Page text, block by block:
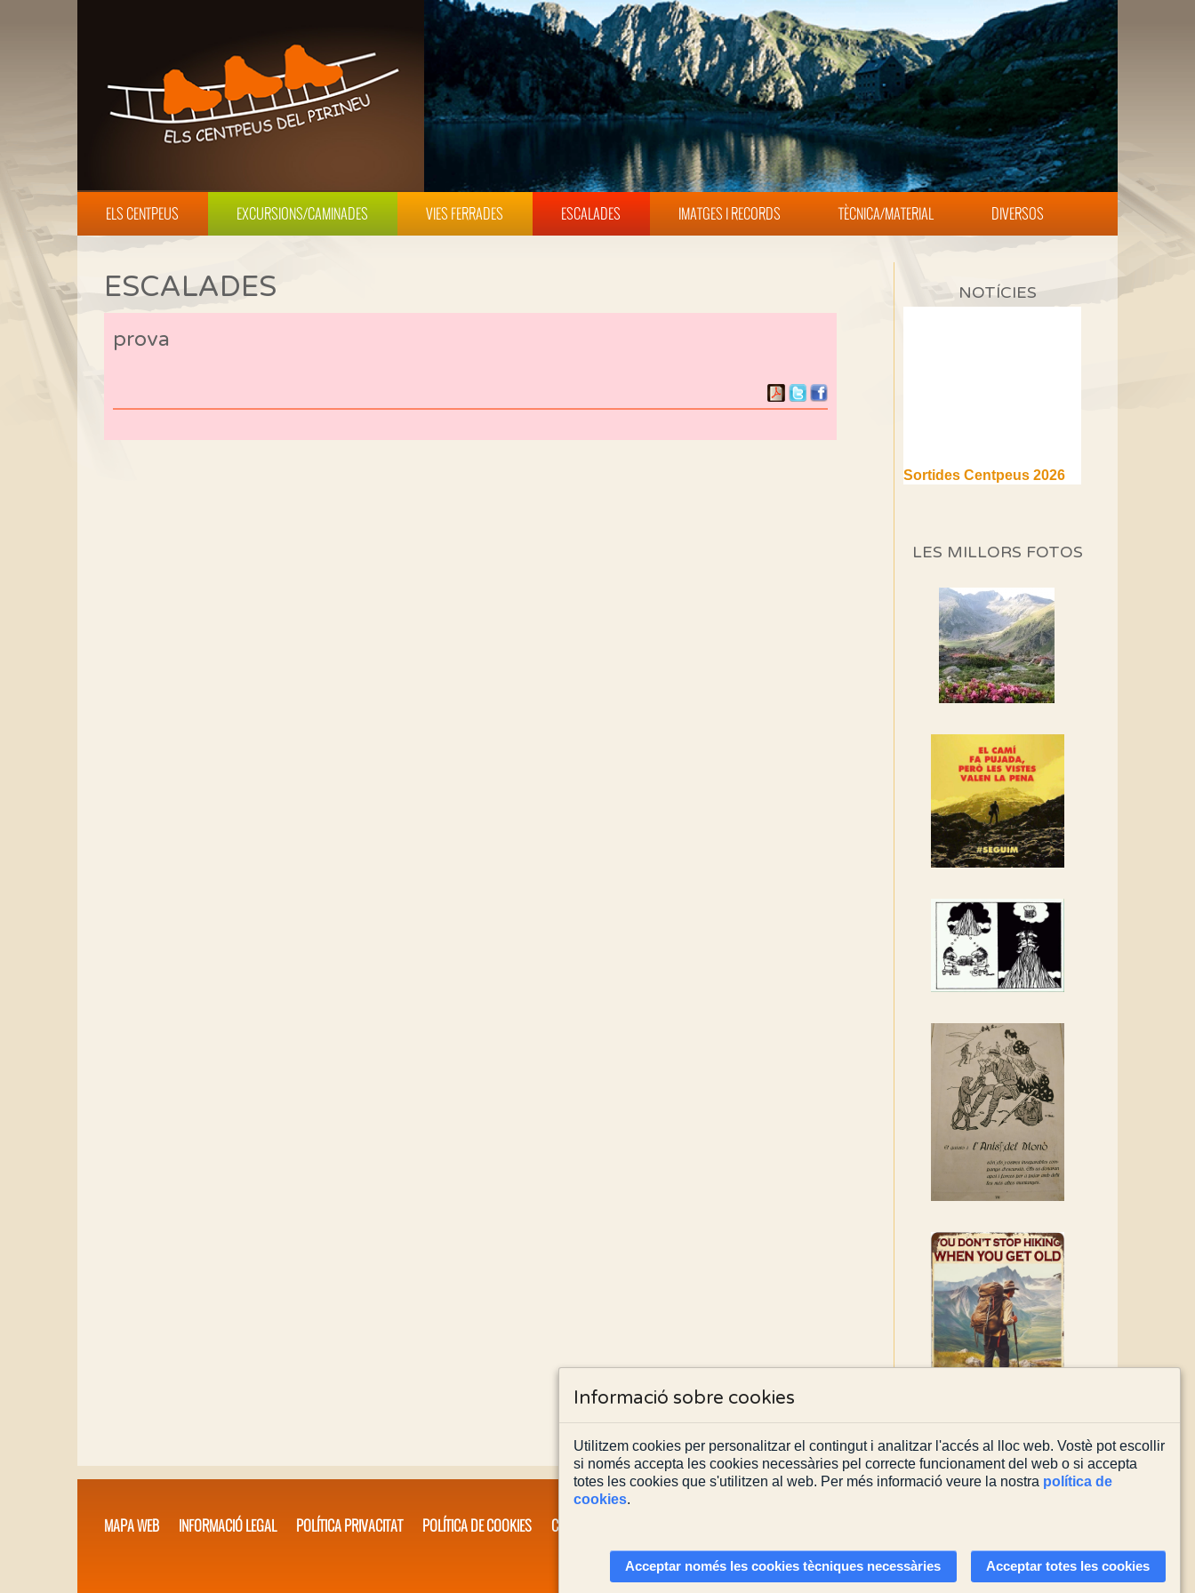
ELS CENTPEUS EXCURSIONS/CAMINADES VIES FERRADES ESCALADES IMATGES I RECORDS TÈCNICA/MATERIAL DIVERSOS
ESCALADES
prova
NOTÍCIES
(1a part)
Si no podem caminar,
alguna cosa hem de fer...
Els Centpeus signen el
Manifest a favor dels
Camins Vells
associació adhereix-te al
manifest!
Rebem un diploma dels
Amics de Sant Aniol
d'Aguja
Els Centpeus estem
recuperació del refugi i de
l'entorn de Sant Aniol
LES MILLORS FOTOS
MAPA WEB INFORMACIÓ LEGAL POLÍTICA PRIVACITAT POLÍTICA DE COOKIES CONTACTA'NS
Actualitzada el08/08/2026
Informació sobre cookies
Utilitzem cookies per personalitzar el contingut i analitzar l'accés al lloc web. Vostè pot escollir
si només accepta les cookies necessàries pel correcte funcionament del web o si accepta
totes les cookies que s'utilitzen al web. Per més informació veure la nostra política de
cookies.
Acceptar només les cookies tècniques necessàries Acceptar totes les cookies